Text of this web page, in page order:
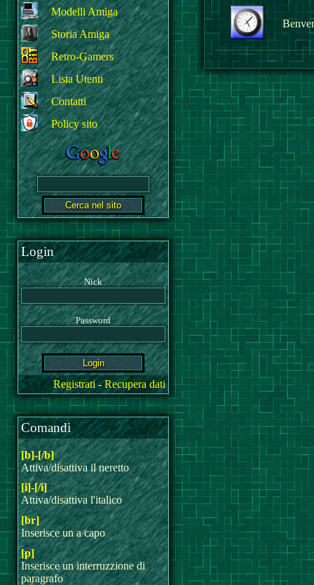
Modelli Amiga
Storia Amiga
Retro-Gamers
Lista Utenti
Contatti
Policy sito
Login
Nick
Password
Registrati-Recupera dati
Comandi
[b]-[/b]
Attiva/disattiva il neretto
[i]-[/i]
Attiva/disattiva l'italico
[br]
Inserisce un a capo
[p]
Inserisce un interruzzione di
paragrafo